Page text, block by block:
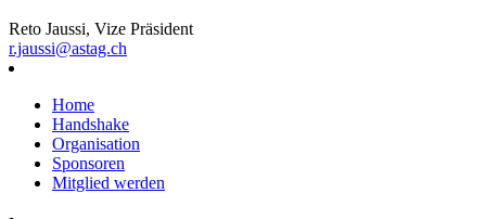
Reto Jaussi, Vize Präsident
r.jaussi@astag.ch
Home
Handshake
Organisation
Sponsoren
Mitglied werden